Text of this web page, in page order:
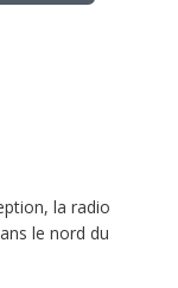
la radio
le nord du